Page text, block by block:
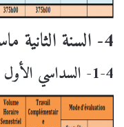
4- السنة الثانية ماستر أداتية
1-4- السداسي الأول